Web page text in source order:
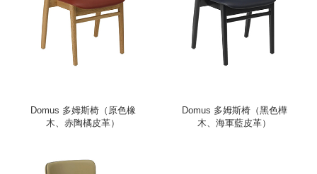
Domus 多姆斯椅（原色橡
木、赤陶橘皮革）
Domus 多姆斯椅（黑色樺
木、海軍藍皮革）